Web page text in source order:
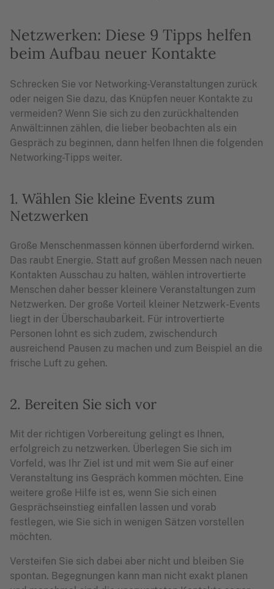
Netzwerken: Diese 9 Tipps helfen
beim Aufbau neuer Kontakte
Schrecken Sie vor Networking-Veranstaltungen zurück
oder neigen Sie dazu, das Knüpfen neuer Kontakte zu
vermeiden? Wenn Sie sich zu den zurückhaltenden
Anwält:innen zählen, die lieber beobachten als ein
Gespräch zu beginnen, dann helfen Ihnen die folgenden
Networking-Tipps weiter.
1. Wählen Sie kleine Events zum
Netzwerken
Große Menschenmassen können überfordernd wirken.
Das raubt Energie. Statt auf großen Messen nach neuen
Kontakten Ausschau zu halten, wählen introvertierte
Menschen daher besser kleinere Veranstaltungen zum
Netzwerken. Der große Vorteil kleiner Netzwerk-Events
liegt in der Überschaubarkeit. Für introvertierte
Personen lohnt es sich zudem, zwischendurch
ausreichend Pausen zu machen und zum Beispiel an die
frische Luft zu gehen.
2. Bereiten Sie sich vor
Mit der richtigen Vorbereitung gelingt es Ihnen,
erfolgreich zu netzwerken. Überlegen Sie sich im
Vorfeld, was Ihr Ziel ist und mit wem Sie auf einer
Veranstaltung ins Gespräch kommen möchten. Eine
weitere große Hilfe ist es, wenn Sie sich einen
Gesprächseinstieg einfallen lassen und vorab
festlegen, wie Sie sich in wenigen Sätzen vorstellen
möchten.
Versteifen Sie sich dabei aber nicht und bleiben Sie
spontan. Begegnungen kann man nicht exakt planen